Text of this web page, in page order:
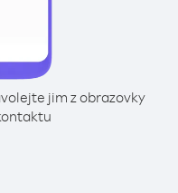
jim z obrazovky